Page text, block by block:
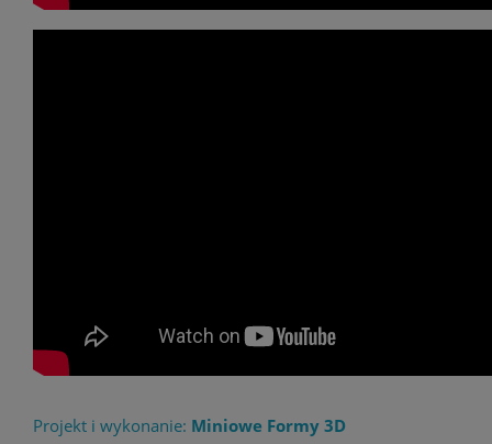
Projekt i wykonanie: Miniowe Formy 3D